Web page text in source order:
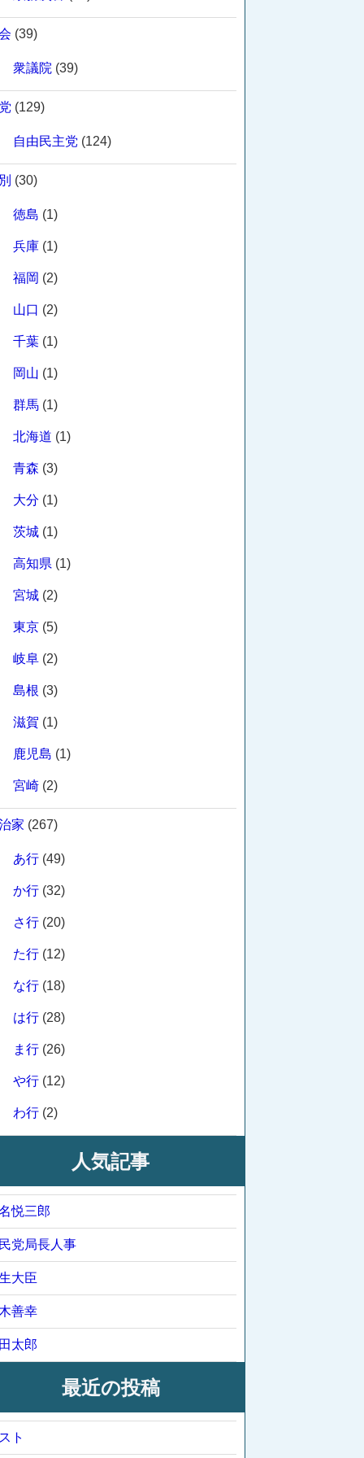
(39)
衆議院 (39)
(129)
自由民主党 (124)
(30)
徳島 (1)
兵庫(1)
福岡 (2)
山口 (2)
千葉(1)
岡山 (1)
群馬(1)
北海道 (1)
青森 (3)
大分 (1)
茨城(1)
高知県 (1)
宮城(2)
東京(5)
岐阜(2)
島根 (3)
滋賀 (1)
鹿児島 (1)
宮崎(2)
家 (267)
あ行(49)
か行(32)
さ行(20)
た行(12)
な行(18)
は行(28)
ま行(26)
や行(12)
わ行(2)
人気記事
悦三郎
党局長人事
大臣
善幸
太郎
最近の投稿
ト